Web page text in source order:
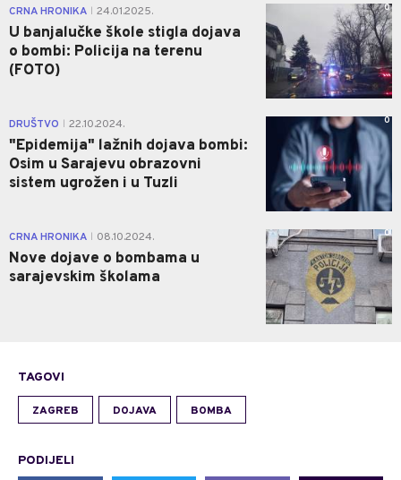
CRNA HRONIKA 24.01.2025.
U banjalučke škole stigla dojava
o bombi: Policija na terenu
(FOTO)
0
DRUŠTVO 22.10.2024.
"Epidemija" lažnih dojava bombi:
Osim u Sarajevu obrazovni
sistem ugrožen i u Tuzli
0
CRNA HRONIKA 08.10.2024.
Nove dojave o bombama u
sarajevskim školama
0
TAGOVI
ZAGREB DOJAVA BOMBA
PODIJELI